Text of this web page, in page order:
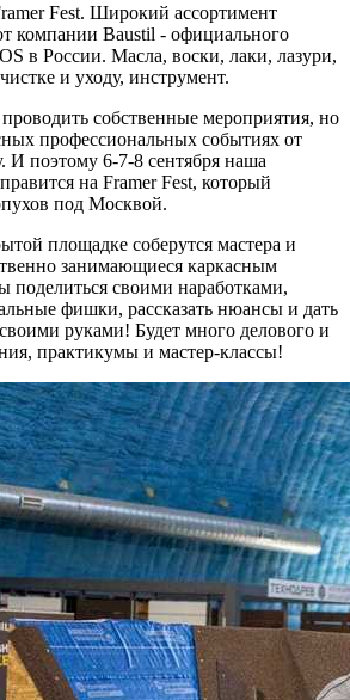
Fest. Широкий ассортимент
компании Baustil - официального
в России. Масла, воски, лаки, лазури,
и уходу, инструмент.
собственные мероприятия, но
профессиональных событиях от
И поэтому 6-7-8 сентября наша
на Framer Fest, который
под Москвой.
площадке соберутся мастера и
занимающиеся каркасным
поделиться своими наработками,
фишки, рассказать нюансы и дать
руками! Будет много делового и
практикумы и мастер-классы!